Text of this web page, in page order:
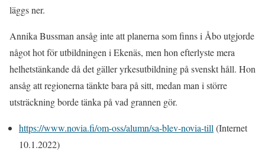
läggs ner.
Annika Bussman ansåg inte att planerna som finns i Åbo utgjorde
något hot för utbildningen i Ekenäs, men hon efterlyste mera
helhetstänkande då det gäller yrkesutbildning på svenskt håll. Hon
ansåg att regionerna tänkte bara på sitt, medan man i större
utsträckning borde tänka på vad grannen gör.
https://www.novia.fi/om-oss/alumn/sa-blev-novia-till (Internet
10.1.2022)